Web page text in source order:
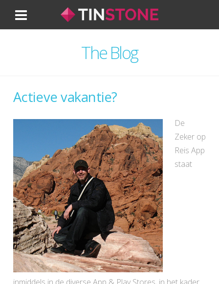
Navigation
The Blog
Actieve vakantie?
De
Zeker op
Reis App
staat